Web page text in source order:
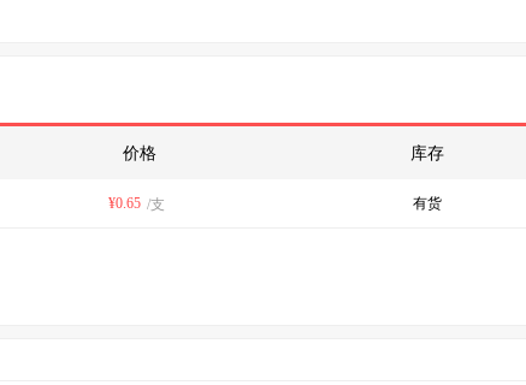
价格 库存
¥0.65 /支 有货